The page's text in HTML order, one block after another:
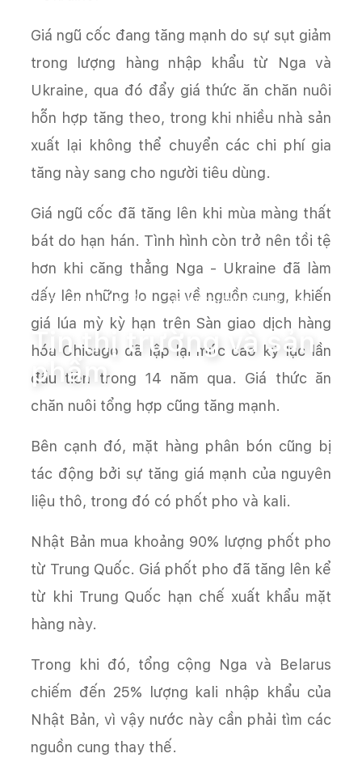
Trang chủ Tin tức Tin thị trường và sản phẩm
Tin thị trường và sản
phẩm
Giá ngũ cốc đang tăng mạnh do sự sụt giảm
trong lượng hàng nhập khẩu từ Nga và
Ukraine, qua đó đẩy giá thức ăn chăn nuôi
hỗn hợp tăng theo, trong khi nhiều nhà sản
xuất lại không thể chuyển các chi phí gia
tăng này sang cho người tiêu dùng.
Giá ngũ cốc đã tăng lên khi mùa màng thất
bát do hạn hán. Tình hình còn trở nên tồi tệ
hơn khi căng thẳng Nga - Ukraine đã làm
dấy lên những lo ngại về nguồn cung, khiến
giá lúa mỳ kỳ hạn trên Sàn giao dịch hàng
hóa Chicago đã lập lại mức cao kỷ lục lần
đầu tiên trong 14 năm qua. Giá thức ăn
chăn nuôi tổng hợp cũng tăng mạnh.
Bên cạnh đó, mặt hàng phân bón cũng bị
tác động bởi sự tăng giá mạnh của nguyên
liệu thô, trong đó có phốt pho và kali.
Nhật Bản mua khoảng 90% lượng phốt pho
từ Trung Quốc. Giá phốt pho đã tăng lên kể
từ khi Trung Quốc hạn chế xuất khẩu mặt
hàng này.
Trong khi đó, tổng cộng Nga và Belarus
chiếm đến 25% lượng kali nhập khẩu của
Nhật Bản, vì vậy nước này cần phải tìm các
nguồn cung thay thế.